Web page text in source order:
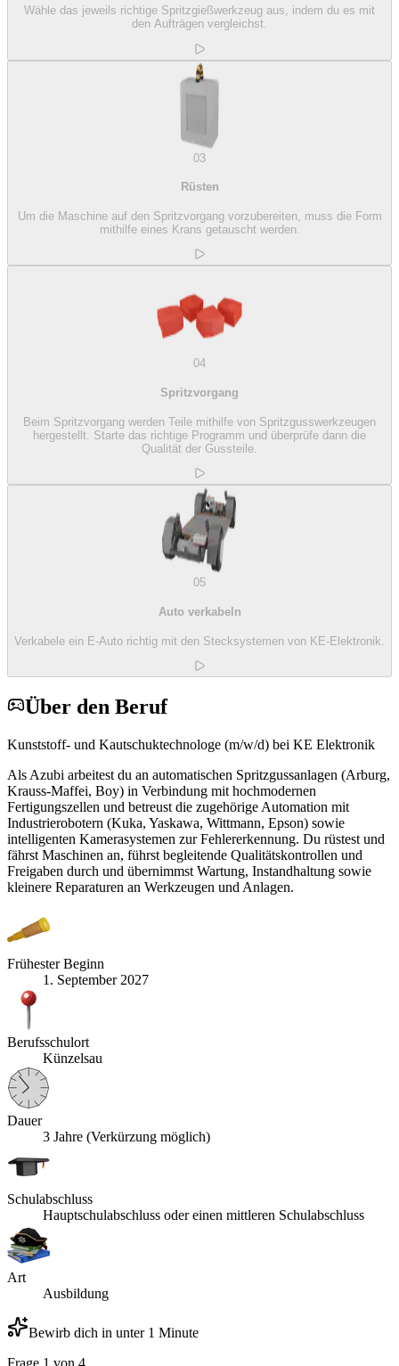
Wähle das jeweils richtige Spritzgießwerkzeug aus, indem du es mit
den Aufträgen vergleichst.
03
Rüsten
Um die Maschine auf den Spritzvorgang vorzubereiten, muss die Form
mithilfe eines Krans getauscht werden.
04
Spritzvorgang
Beim Spritzvorgang werden Teile mithilfe von Spritzgusswerkzeugen
hergestellt. Starte das richtige Programm und überprüfe dann die
Qualität der Gussteile.
05
Auto verkabeln
Verkabele ein E-Auto richtig mit den Stecksystemen von KE-Elektronik.
Über den Beruf
Kunststoff- und Kautschuktechnologe (m/w/d) bei KE Elektronik
Als Azubi arbeitest du an automatischen Spritzgussanlagen (Arburg,
Krauss-Maffei, Boy) in Verbindung mit hochmodernen
Fertigungszellen und betreust die zugehörige Automation mit
Industrierobotern (Kuka, Yaskawa, Wittmann, Epson) sowie
intelligenten Kamerasystemen zur Fehlererkennung. Du rüstest und
fährst Maschinen an, führst begleitende Qualitätskontrollen und
Freigaben durch und übernimmst Wartung, Instandhaltung sowie
kleinere Reparaturen an Werkzeugen und Anlagen.
Frühester Beginn
1. September 2027
Berufsschulort
Künzelsau
Dauer
3 Jahre (Verkürzung möglich)
Schulabschluss
Hauptschulabschluss oder einen mittleren Schulabschluss
Art
Ausbildung
Bewirb dich in unter 1 Minute
Frage 1 von 4